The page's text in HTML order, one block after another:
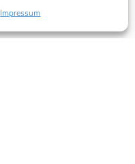
Impressum